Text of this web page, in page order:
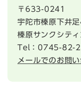
〒633-0241
宇陀市榛原下井
榛原サンクシテ
Tel：0745-82-
メールでのお問